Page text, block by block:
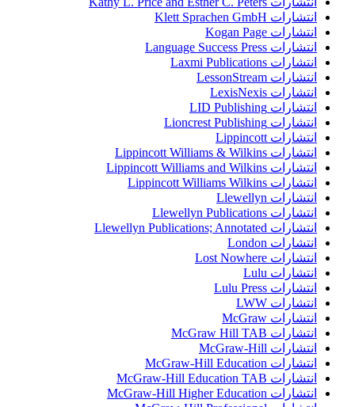
انتشارات Klett Sprachen GmbH
انتشارات Kogan Page
انتشارات Language Success Press
انتشارات Laxmi Publications
انتشارات LessonStream
انتشارات LexisNexis
انتشارات LID Publishing
انتشارات Lioncrest Publishing
انتشارات Lippincott
انتشارات Lippincott Williams & Wilkins
انتشارات Lippincott Williams and Wilkins
انتشارات Lippincott Williams Wilkins
انتشارات Llewellyn
انتشارات Llewellyn Publications
انتشارات Llewellyn Publications; Annotated
انتشارات London
انتشارات Lost Nowhere
انتشارات Lulu
انتشارات Lulu Press
انتشارات LWW
انتشارات McGraw
انتشارات McGraw Hill TAB
انتشارات McGraw-Hill
انتشارات McGraw-Hill Education
انتشارات McGraw-Hill Education TAB
انتشارات McGraw-Hill Higher Education